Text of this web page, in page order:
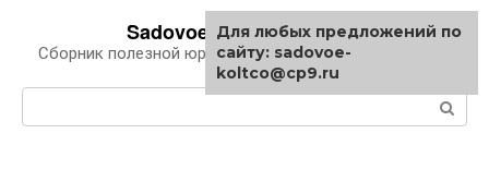
контенту
Sadovoe-koltco.ru
Сборник полезной юридической информации
Для любых предложений по
сайту: sadovoe-
koltco@cp9.ru